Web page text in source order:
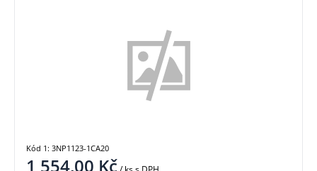
1 554,00 Kč
Kód 1: 3NP1123-1CA20